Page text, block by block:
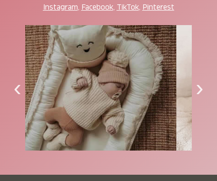
Instagram, Facebook, TikTok, Pinterest
‹ ›